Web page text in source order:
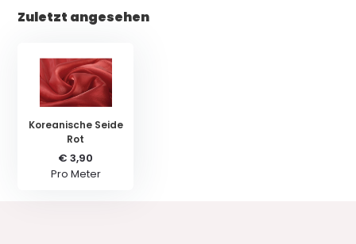
Zuletzt angesehen
Koreanische Seide
Rot
€ 3,90
Pro Meter